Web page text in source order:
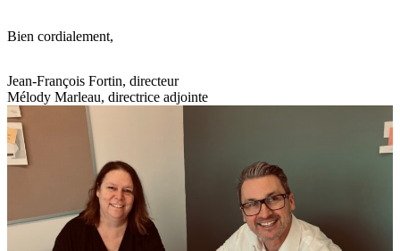
Bien cordialement,
Jean-François Fortin, directeur
Mélody Marleau, directrice adjointe